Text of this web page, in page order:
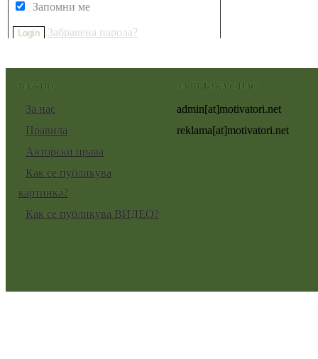
Запомни ме
Забравена парола?
ВАЖНО:
За нас
Правила
Авторски права
Как се публикува
картинка?
Как се публикува ВИДЕО?
ЗА ВРЪЗКА С НАС:
admin[at]motivatori.net
reklama[at]motivatori.net